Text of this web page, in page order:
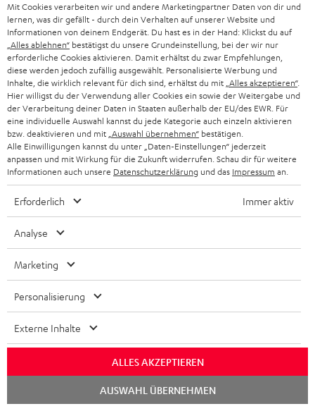
„… ein wirklich guter Kopfhörer.“
www.beyondpixels.at
28.12.2020
Mehr...
„Ich kann euch den Teufel Supreme On Ear Kopfhörer auf
www.majaly-tech.de
Mehr...
Mit Cookies verarbeiten wir und andere Marketingpartner Daten von dir und
lernen, was dir gefällt - durch dein Verhalten auf unserer Website und
Informationen von deinem Endgerät. Du hast es in der Hand: Klickst du auf
„Alles ablehnen“ bestätigst du unsere Grundeinstellung, bei der wir nur
erforderliche Cookies aktivieren. Damit erhältst du zwar Empfehlungen,
diese werden jedoch zufällig ausgewählt. Personalisierte Werbung und
Inhalte, die wirklich relevant für dich sind, erhältst du mit „Alles akzeptieren“.
Hier willigst du der Verwendung aller Cookies ein sowie der Weitergabe und
der Verarbeitung deiner Daten in Staaten außerhalb der EU/des EWR. Für
eine individuelle Auswahl kannst du jede Kategorie auch einzeln aktivieren
bzw. deaktivieren und mit „Auswahl übernehmen“ bestätigen.
Alle Einwilligungen kannst du unter „Daten-Einstellungen“ jederzeit
anpassen und mit Wirkung für die Zukunft widerrufen. Schau dir für weitere
Informationen auch unsere Datenschutzerklärung und das Impressum an.
Erforderlich Immer aktiv
Analyse
Marketing
Personalisierung
Externe Inhalte
ALLES AKZEPTIEREN
AUSWAHL ÜBERNEHMEN